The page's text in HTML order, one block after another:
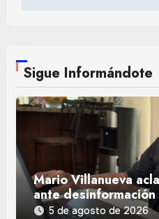
Sigue Informándote
Mario Villanueva
ante desinformación
5 de agosto de 2026